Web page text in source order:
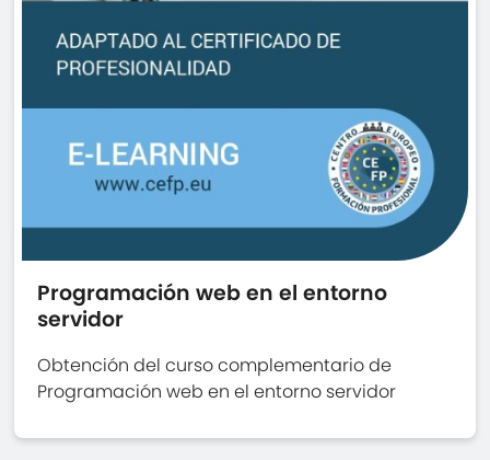
Programación web en el entorno
servidor
Obtención del curso complementario de
Programación web en el entorno servidor